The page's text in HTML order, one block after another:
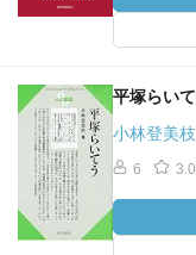
平塚らい
小林登美枝
6